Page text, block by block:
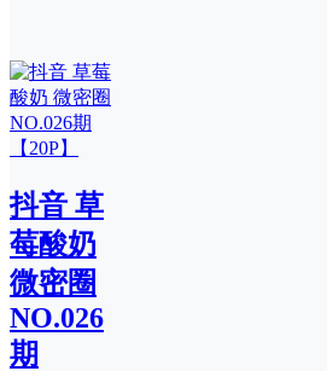
抖音 草
莓酸奶
微密圈
NO.026
期